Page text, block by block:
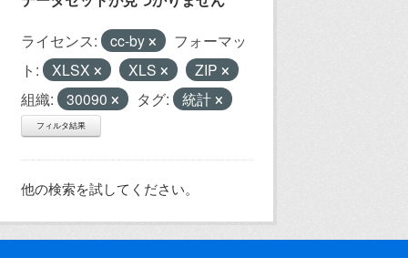
ライセンス: cc-by
フォーマッ
ト:
XLSX XLS
ZIP
組織:
30090 タグ: 統計
フィルタ結果
他の検索を試してください。